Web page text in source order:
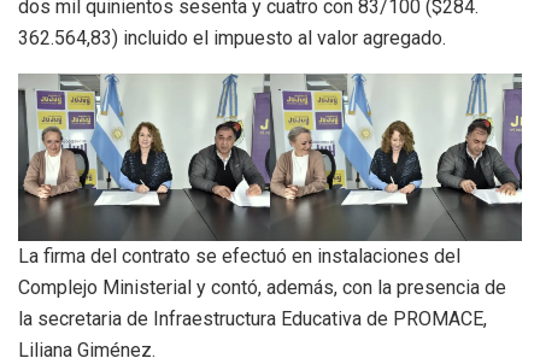
dos mil quinientos sesenta y cuatro con 83/100 ($284.
362.564,83) incluido el impuesto al valor agregado.
La firma del contrato se efectuó en instalaciones del
Complejo Ministerial y contó, además, con la presencia de
la secretaria de Infraestructura Educativa de PROMACE,
Liliana Giménez.